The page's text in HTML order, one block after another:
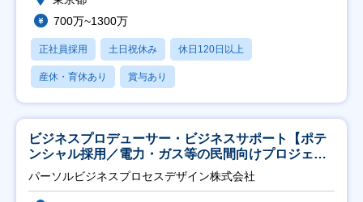
700万~1300万
正社員採用 土日祝休み 休日120日以上
産休・育休あり 賞与あり
ビジネスプロデューサー・ビジネスサポート【ポテ
ンシャル採用／電力・ガス等の民間向けプロジェク
ト推進】
パーソルビジネスプロセスデザイン株式会社